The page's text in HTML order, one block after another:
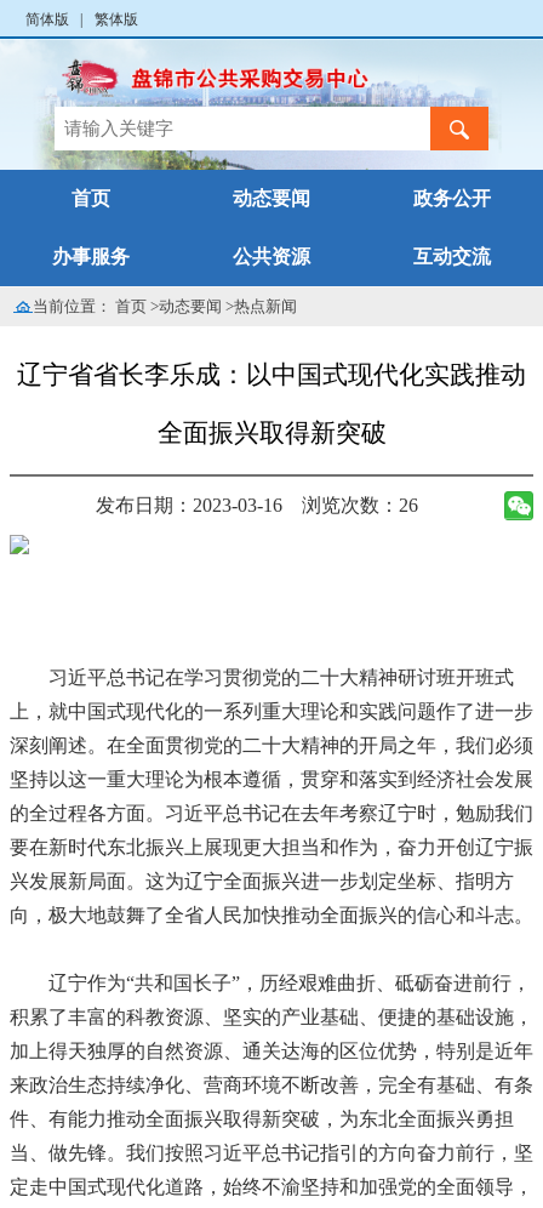
简体版 繁体版
首页 动态要闻 政务公开
办事服务 公共资源 互动交流
当前位置：首页 >动态要闻 >热点新闻
辽宁省省长李乐成：以中国式现代化实践推动
全面振兴取得新突破
发布日期：2023-03-16 浏览次数：26
习近平总书记在学习贯彻党的二十大精神研讨班开班式
上，就中国式现代化的一系列重大理论和实践问题作了进一步
深刻阐述。在全面贯彻党的二十大精神的开局之年，我们必须
坚持以这一重大理论为根本遵循，贯穿和落实到经济社会发展
的全过程各方面。习近平总书记在去年考察辽宁时，勉励我们
要在新时代东北振兴上展现更大担当和作为，奋力开创辽宁振
兴发展新局面。这为辽宁全面振兴进一步划定坐标、指明方
向，极大地鼓舞了全省人民加快推动全面振兴的信心和斗志。
辽宁作为“共和国长子”，历经艰难曲折、砥砺奋进前行，
积累了丰富的科教资源、坚实的产业基础、便捷的基础设施，
加上得天独厚的自然资源、通关达海的区位优势，特别是近年
来政治生态持续净化、营商环境不断改善，完全有基础、有条
件、有能力推动全面振兴取得新突破，为东北全面振兴勇担
当、做先锋。我们按照习近平总书记指引的方向奋力前行，坚
定走中国式现代化道路，始终不渝坚持和加强党的全面领导，